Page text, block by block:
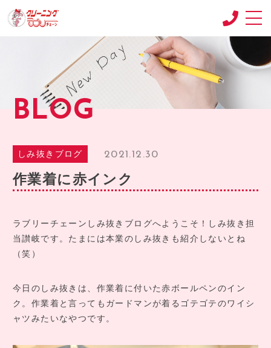
CONCEPT
コンセプト
SHOP
店舗紹介
求人情報
RECRUIT2
求人情報2
BLOG
会社情報
CONTACT
お問い合わせ
BLOG
しみ抜きブログ 2021.12.30
作業着に赤インク
ラブリーチェーンしみ抜きブログへようこそ！しみ抜き担
当讃岐です。たまには本業のしみ抜きも紹介しないとね
（笑）
今日のしみ抜きは、作業着に付いた赤ボールペンのイン
ク。作業着と言ってもガードマンが着るゴテゴテのワイシ
ャツみたいなやつです。